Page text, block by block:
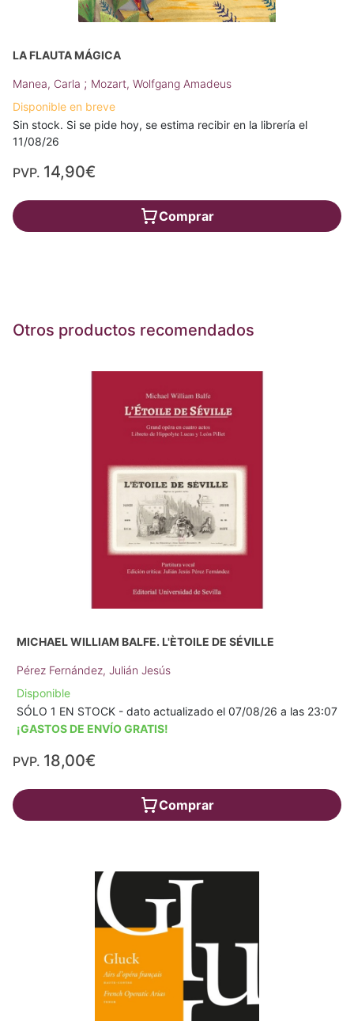
LA FLAUTA MÁGICA
Manea, Carla ; Mozart, Wolfgang Amadeus
Disponible en breve
Sin stock. Si se pide hoy, se estima recibir en la librería el
11/08/26
PVP. 14,90€
Comprar
Otros productos recomendados
MICHAEL WILLIAM BALFE. L'ÈTOILE DE SÉVILLE
Pérez Fernández, Julián Jesús
Disponible
SÓLO 1 EN STOCK - dato actualizado el 07/08/26 a las 23:07
¡GASTOS DE ENVÍO GRATIS!
PVP. 18,00€
Comprar